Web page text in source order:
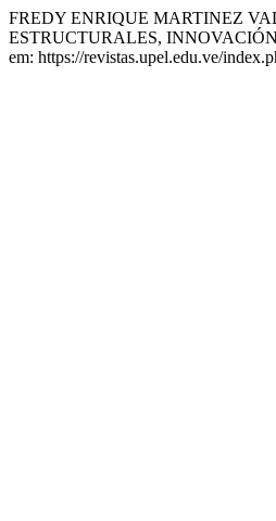
FREDY ENRIQUE MARTINEZ
ESTRUCTURALES,
em: https://revistas.upel.edu.ve/